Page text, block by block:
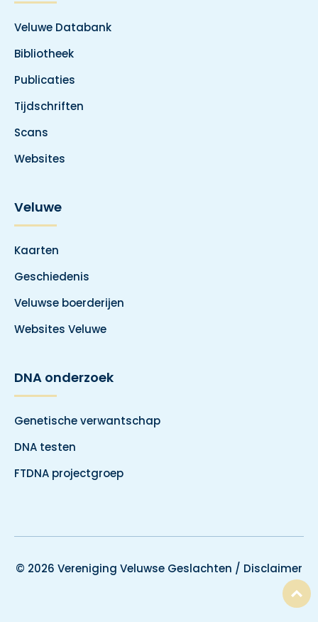
Veluwe Databank
Bibliotheek
Publicaties
Tijdschriften
Scans
Websites
Veluwe
Kaarten
Geschiedenis
Veluwse boerderijen
Websites Veluwe
DNA onderzoek
Genetische verwantschap
DNA testen
FTDNA projectgroep
© 2026 Vereniging Veluwse Geslachten / Disclaimer